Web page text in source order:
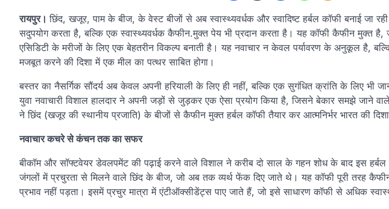
रायपुर।छिंद, खजूर, पाम के बीज, के वेस्ट बीजों से अब स्वास्थ्यवर्धक और स्वादिष्ट हर्बल कॉफी बनाई जा
सदुपयोग करता है, बल्कि एक स्वास्थ्यवर्धक कैफीन.मुक्त पेय भी प्रदान करता है। यह कॉफी कैफीन मुक्त है,
एसिडिटी के मरीजों के लिए एक बेहतरीन विकल्प बनाती है। यह नवाचार न केवल पर्यावरण के अनुकूल है,
मजबूत करने की दिशा में एक मील का पत्थर साबित होगा।
बस्तर का नैसर्गिक सौंदर्य अब केवल अपनी हरियाली के लिए ही नहीं, बल्कि एक सुगंधित क्रांति के लिए भी
युवा नवाचारी विशाल हालदार ने अपनी जड़ों से जुड़कर एक ऐसा प्रयोग किया है, जिसने बेकार समझे जाने
ने छिंद (खजूर की स्थानीय प्रजाति) के बीजों से कैफीन मुक्त हर्बल कॉफी तैयार कर आत्मनिर्भर भारत की
नवाचार कचरे से कंचन तक का सफर
बीकॉम और सॉफ्टवेयर डेवलपमेंट की पढ़ाई करने वाले विशाल ने करीब दो साल के गहन शोध के बाद इस
जंगलों में प्रचुरता से मिलने वाले छिंद के बीज, जो अब तक व्यर्थ फेंक दिए जाते थे। यह कॉफी पूरी तरह
प्रभाव नहीं पड़ता। इसमें प्रचुर मात्रा में एंटीऑक्सीडेंट्स पाए जाते हैं, जो इसे साधारण कॉफी से अधिक